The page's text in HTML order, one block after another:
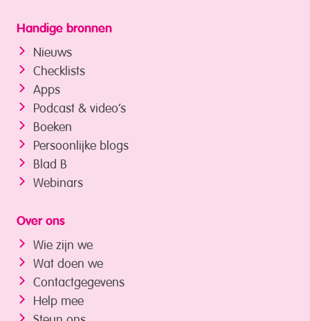
Handige bronnen
Nieuws
Checklists
Apps
Podcast & video’s
Boeken
Persoonlijke blogs
Blad B
Webinars
Over ons
Wie zijn we
Wat doen we
Contactgegevens
Help mee
Steun ons